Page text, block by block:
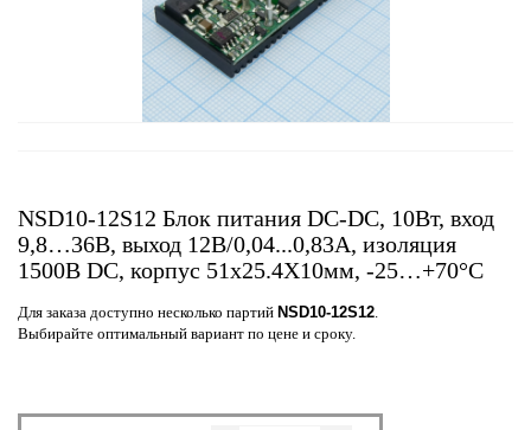
NSD10-12S12 Блок питания DC-DC, 10Вт, вход
9,8…36В, выход 12В/0,04...0,83А, изоляция
1500В DC, корпус 51х25.4Х10мм, -25…+70°С
Для заказа доступно несколько партий NSD10-12S12
Выбирайте оптимальный вариант по цене и сроку.